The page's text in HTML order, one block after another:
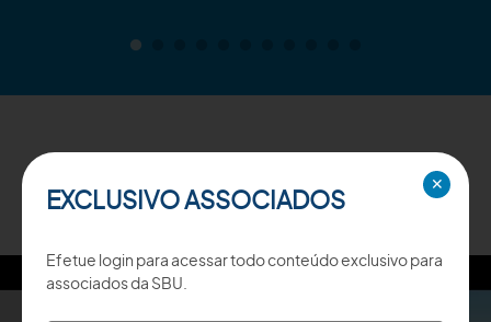
TV SBU ✕
EXCLUSIVO ASSOCIADOS
Efetue login para acessar todo conteúdo exclusivo para
associados da SBU.